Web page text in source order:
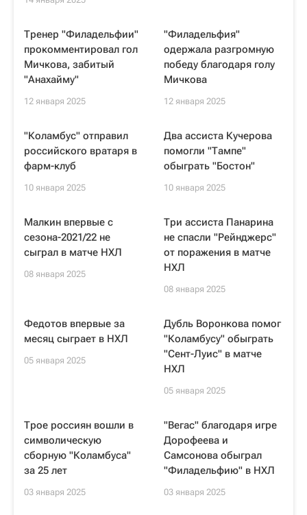
Тренер "Филадельфии"
прокомментировал гол
Мичкова, забитый
"Анахайму"
12 января 2025
"Филадельфия"
одержала разгромную
победу благодаря голу
Мичкова
12 января 2025
"Коламбус" отправил
российского вратаря в
фарм-клуб
10 января 2025
Два ассиста Кучерова
помогли "Тампе"
обыграть "Бостон"
10 января 2025
Малкин впервые с
сезона-2021/22 не
сыграл в матче НХЛ
08 января 2025
Три ассиста Панарина
не спасли "Рейнджерс"
от поражения в матче
НХЛ
08 января 2025
Федотов впервые за
месяц сыграет в НХЛ
05 января 2025
Дубль Воронкова помог
"Коламбусу" обыграть
"Сент-Луис" в матче
НХЛ
05 января 2025
Трое россиян вошли в
символическую
сборную "Коламбуса"
за 25 лет
03 января 2025
"Вегас" благодаря игре
Дорофеева и
Самсонова обыграл
"Филадельфию" в НХЛ
03 января 2025